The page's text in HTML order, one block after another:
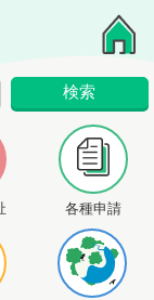
各種申請